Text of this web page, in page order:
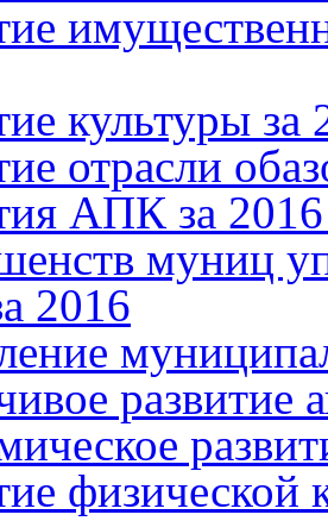
культуры за
отрасли
АПК за 2016
муниц
2016
развитие
физической